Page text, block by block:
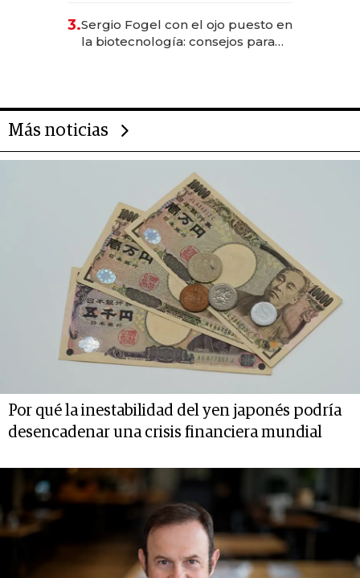
anticipación y prepara apertura
3.Sergio Fogel con el ojo puesto en
la biotecnología: consejos para
Más noticias
Por qué la inestabilidad del yen japonés podría
desencadenar una crisis financiera mundial